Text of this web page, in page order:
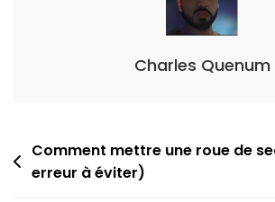
Pas
Roues
Charles Quenum
Navigation
de
Comment mettre une roue de
erreur à éviter)